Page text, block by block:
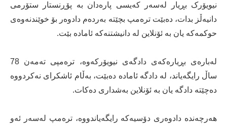
نیویۆرک بڕیار لەسەر کەیسی پارەدان بە پۆڕنستار ستۆرمی
دانیەڵز بدات، دەبێت ترەمپ بچێتە بەردەم دادوەر بۆ خوێندنەوەی
حوکمەکە یان بە ئۆنلاین لە دانیشتنەکە ئامادە بێت.
لەبارەی بڕیارەکەی دادگەی نیویۆرکەوە، ترەمپی تەمەن 78
ساڵ رایگەیاند، لە دادگە ئامادە دەبێت، بەڵام ئاشکرای نەکردووە
دەچێتە دادگە یان بە ئۆنلاین بەشداری دەکات.
هەرچەندە دادوەری دۆسیەکە رایگەیاندووە، ترەمپ لەسەر ئەو